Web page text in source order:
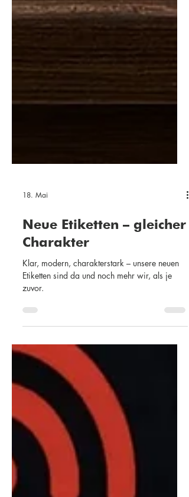
18. Mai
Neue Etiketten – gleicher
Charakter
Klar, modern, charakterstark – unsere neuen
Etiketten sind da und noch mehr wir, als je